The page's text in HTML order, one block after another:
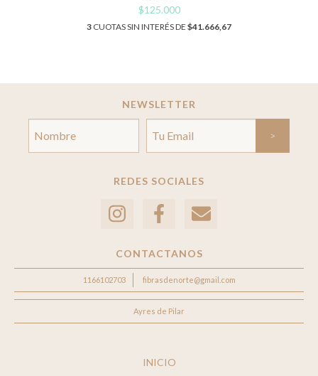
$125.000
3 CUOTAS SIN INTERÉS DE $41.666,67
NEWSLETTER
REDES SOCIALES
CONTACTANOS
1166102703 fibrasdenorte@gmail.com
Ayres de Pilar
INICIO